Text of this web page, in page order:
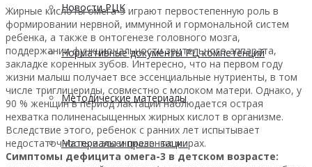
Новости РЦК
Нормативные документы РЦ компетенций
Методические материалы
Материалы и презентации
Жирные кислоты омега-3 играют первостепенную роль в
формировании нервной, иммунной и гормональной систем
ребенка, а также в онтогенезе головного мозга,
поддержании функциональности зрительного аппарата,
закладке коренных зубов. Интересно, что на первом году
жизни малыш получает все эссенциальные нутриенты, в том
числе триглицериды, совместно с молоком матери. Однако, у
90 % женщин в период лактации наблюдается острая
нехватка полиненасыщенных жирных кислот в организме.
Вследствие этого, ребенок с ранних лет испытывает
недостаточность в эссенциальных жирах.
Симптомы дефицита омега-3 в детском возрасте: